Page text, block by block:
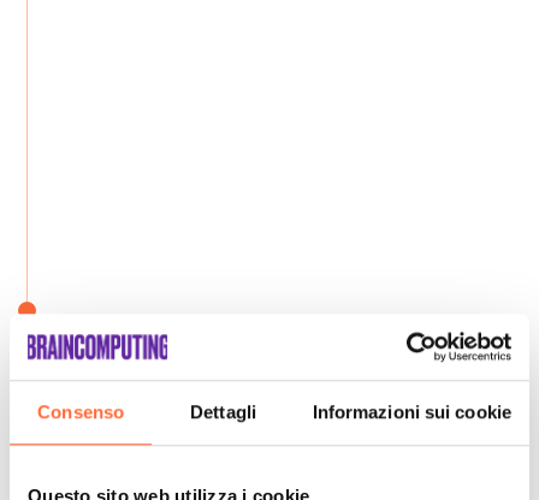
Consenso Dettagli Informazioni sui cookie